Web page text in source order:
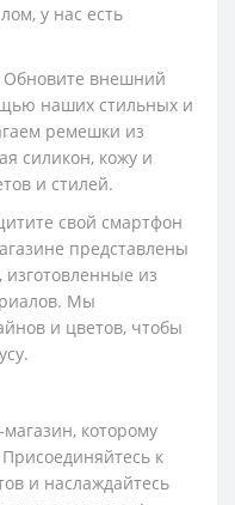
у нас есть
Обновите внешний
наших стильных и
ремешки из
силикон, кожу и
и стилей.
свой смартфон
представлены
из
Мы
и цветов, чтобы
которому
к
и наслаждайтесь